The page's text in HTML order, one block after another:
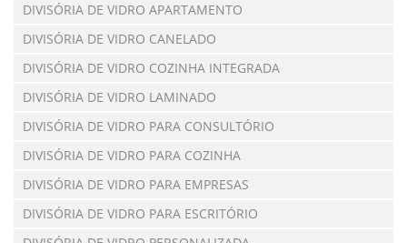
DIVISÓRIA DE VIDRO APARTAMENTO
DIVISÓRIA DE VIDRO CANELADO
DIVISÓRIA DE VIDRO COZINHA INTEGRADA
DIVISÓRIA DE VIDRO LAMINADO
DIVISÓRIA DE VIDRO PARA CONSULTÓRIO
DIVISÓRIA DE VIDRO PARA COZINHA
DIVISÓRIA DE VIDRO PARA EMPRESAS
DIVISÓRIA DE VIDRO PARA ESCRITÓRIO